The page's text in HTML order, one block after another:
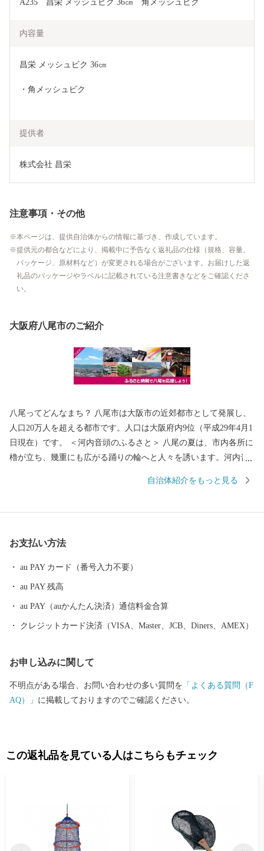
A235　昌栄 メッシュビク 36㎝　角メッシュビク
内容量
昌栄 メッシュビク 36㎝
・角メッシュビク
提供者
株式会社 昌栄
注意事項・その他
本ページは、提供自治体からの情報に基づき、作成しています。
提供元の都合などにより、掲載中に予告なく返礼品の仕様（規格、容量、
パッケージ、原材料など）が変更される場合がございます。お届けした返
礼品のパッケージやラベルに記載されている注意書きなどをご確認くださ
い。
大阪府八尾市のご紹介
八尾ってどんなまち？ 八尾市は大阪市の近郊都市として発展し、
人口20万人を超える都市です。人口は大阪府内9位（平成29年4月1
日現在）です。 ＜河内音頭のふるさと＞ 八尾の夏は、市内各所に
櫓が立ち、幾重にも広がる踊りの輪へと人々を誘います。河内音
でも、「河内音頭発祥の地」と伝わる常光寺の正調河内音頭は、
でしか聞くことができません。 また、夏の風物詩として毎年9月
上旬に盛大に開催される八尾河内音頭まつり。河内音頭グランプ
市民で賑わいます。 ＜歴史遺産のまち＞ 八尾市はゆたかな歴史や
文化財を有するまちです。市東部にある高安山山ろくは、地元で
「やまんねき」と呼ばれ、古くから人々が暮らす里山であり、歴
る「高安千塚（たかやすせんづか）古墳群」」は全国的にも知ら
れています。 ＜ものづくりのまち＞ 中小企業を中心に、高度な技
術力と製品開発力を誇る「ものづくりのまち」です。 全国トップ
すます活力にあふれています。 八尾の特産 ＜八尾えだまめ＞ 八
＜八尾若ごぼう＞ 全国でもトップクラスの出荷量で、食物繊維や
鉄分、カルシウム、ルチンを多く含み、健康食材としても注目を
浴びています。「葉ごぼう」とも呼ばれ、葉・茎・根を丸ごと食
自治体紹介をもっと見る
お支払い方法
au PAY カード（番号入力不要）
au PAY 残高
au PAY（auかんたん決済）通信料金合算
クレジットカード決済（VISA、Master、JCB、Diners、AMEX）
お申し込みに関して
不明点がある場合、お問い合わせの多い質問を 「よくある質問（F
AQ）」 に掲載しておりますのでご確認ください。
この返礼品を見ている人はこちらもチェック